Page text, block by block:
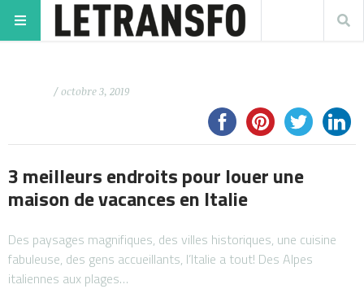
/ octobre 3, 2019
3 meilleurs endroits pour louer une
maison de vacances en Italie
Des paysages magnifiques, des villes historiques, une cuisine
fabuleuse, des gens accueillants, l’Italie a tout! Des Alpes
italiennes aux plages…